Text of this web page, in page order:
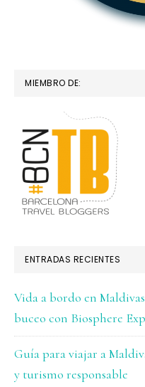
MIEMBRO DE:
ENTRADAS RECIENTES
Vida a bordo en
buceo con Biosphere
Guía para viajar a
y turismo responsable